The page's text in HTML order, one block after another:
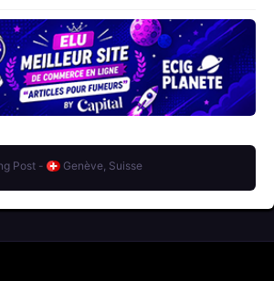
Post - Genève, Suisse